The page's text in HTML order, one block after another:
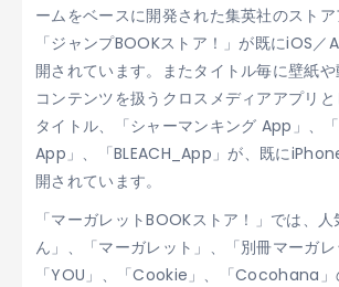
ームをベースに開発された集英社のストア
「ジャンプBOOKストア！」が既にiOS
開されています。またタイトル毎に壁紙
コンテンツを扱うクロスメディアアプリ
タイトル、「シャーマンキング App」、
App」、「BLEACH_App」が、既に
開されています。
「マーガレットBOOKストア！」では、
ん」、「マーガレット」、「別冊マーガレ
「YOU」、「Cookie」、「Cocohana」